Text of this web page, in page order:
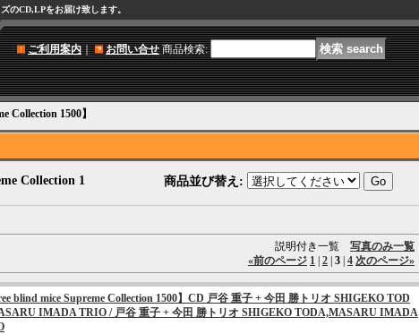
のCD,LPをお届け致します。
ご利用案内｜ お問い合せ 商品検索:
Collection 1500】
Collection 1
商品並び替え :
説明付き一覧 写真のみ一覧
«前のページ 1 2 3 4 次のページ»
blind mice Supreme Collection 1500】CD 戸谷 重子 + 今田 勝トリオ SHIGEKO TOD
IMADA TRIO / 戸谷 重子 + 今田 勝トリオ SHIGEKO TODA,MASARU IMADA